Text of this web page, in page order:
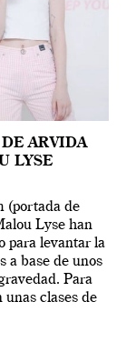
ARVIDA
LYSE
(portada de
Lyse han
para levantar la
a base de unos
Para
clases de